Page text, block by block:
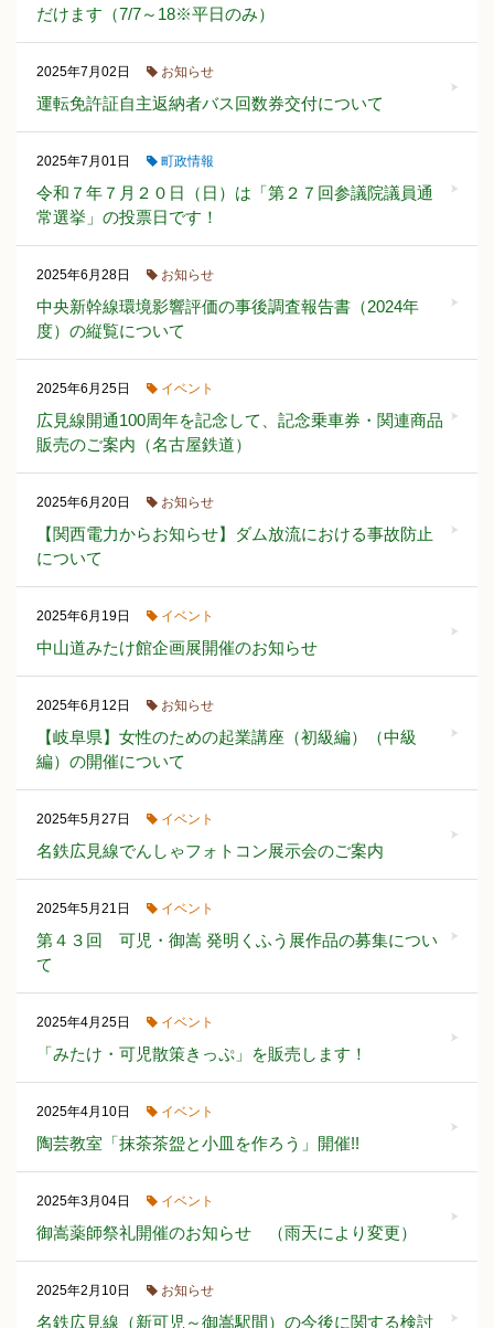
だけます（7/7～18※平日のみ）
2025年7月02日 お知らせ
運転免許証自主返納者バス回数券交付について
2025年7月01日 町政情報
令和７年７月２０日（日）は「第２７回参議院議員通
常選挙」の投票日です！
2025年6月28日 お知らせ
中央新幹線環境影響評価の事後調査報告書（2024年
度）の縦覧について
2025年6月25日 イベント
広見線開通100周年を記念して、記念乗車券・関連商品
販売のご案内（名古屋鉄道）
2025年6月20日 お知らせ
【関西電力からお知らせ】ダム放流における事故防止
について
2025年6月19日 イベント
中山道みたけ館企画展開催のお知らせ
2025年6月12日 お知らせ
【岐阜県】女性のための起業講座（初級編）（中級
編）の開催について
2025年5月27日 イベント
名鉄広見線でんしゃフォトコン展示会のご案内
2025年5月21日 イベント
第４３回 可児・御嵩 発明くふう展作品の募集につい
て
2025年4月25日 イベント
「みたけ・可児散策きっぷ」を販売します！
2025年4月10日 イベント
陶芸教室「抹茶茶盌と小皿を作ろう」開催!!
2025年3月04日 イベント
御嵩薬師祭礼開催のお知らせ （雨天により変更）
2025年2月10日 お知らせ
名鉄広見線（新可児～御嵩駅間）の今後に関する検討